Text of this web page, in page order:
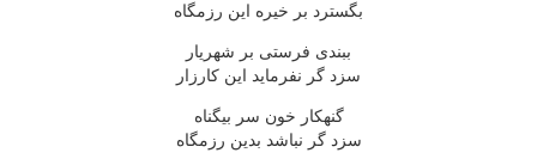
بگسترد بر خیره این رزمگاه
ببندی فرستی بر شهریار
سزد گر نفرماید این کارزار
گنهکار خون سر بیگناه
سزد گر نباشد بدین رزمگاه